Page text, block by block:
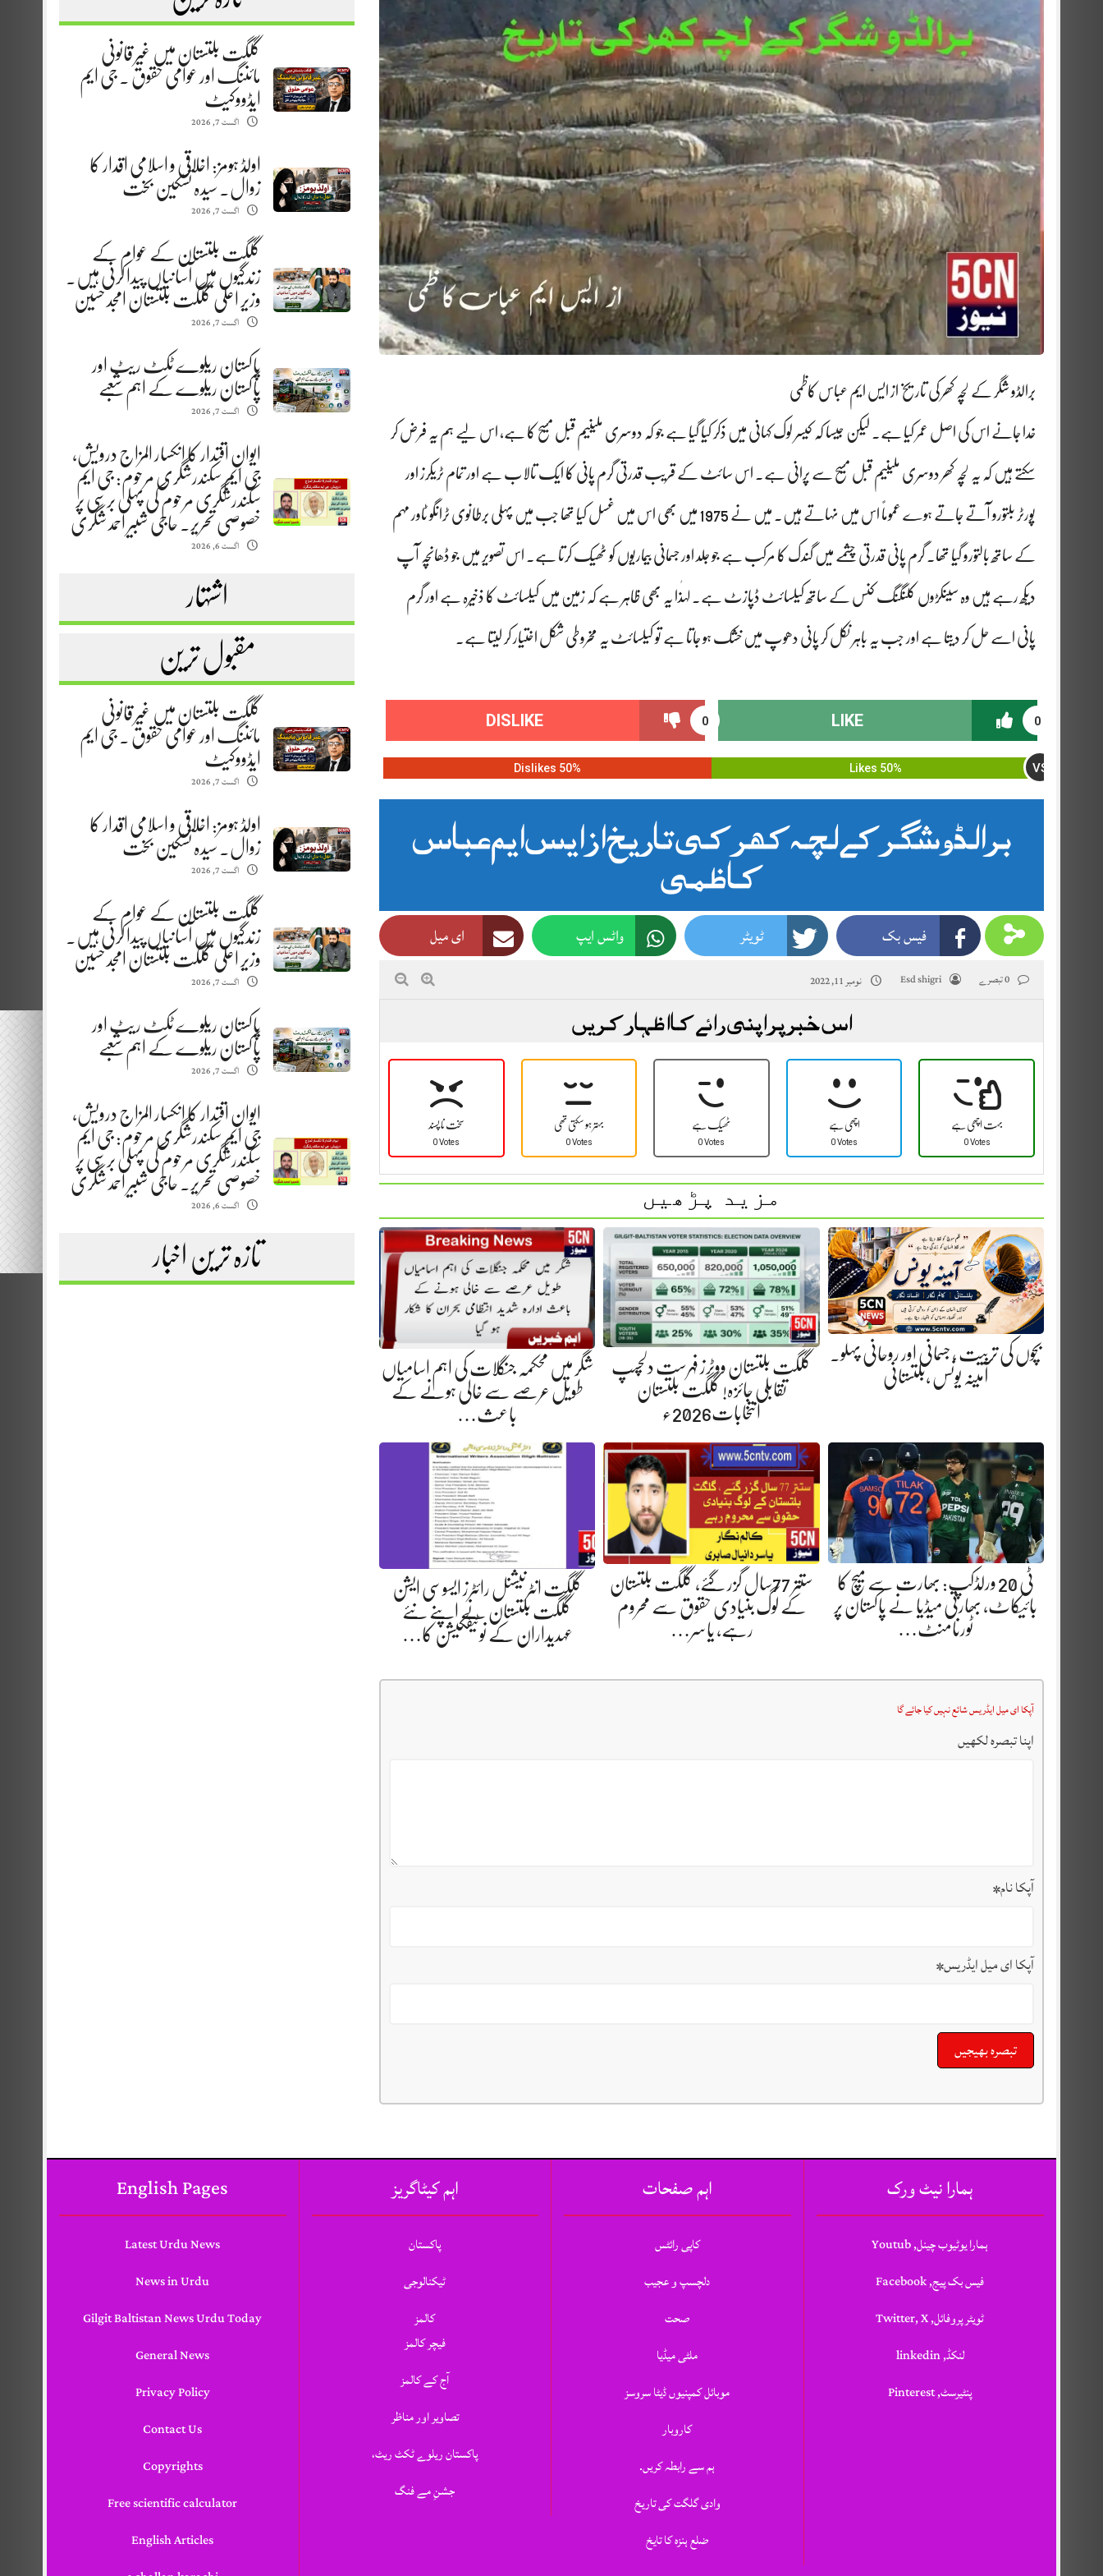
گلگت بلتستان میں غیر قانونی
مائننگ اور عوامی حقوق . جی ایم
ایڈووکیٹ
اگست 7, 2026
اولڈ ہومز: اخلاقی و اسلامی اقدار کا
زوال. سیدہ تسکین بخت
اگست 7, 2026
گلگت بلتستان کے عوام کے
زندگیوں میں آسانیاں پیدا کرنی ہیں.
وزیر اعلیٰ گلگت بلتستان امجد حسین
اگست 7, 2026
پاکستان ریلوے ٹکٹ ریٹ اور
پاکستان ریلوے کے اہم شعبے
اگست 7, 2026
ایوانِ اقتدار کا انکسار المزاج درویش،
جی ایم سکندرشگری مرحوم: جی ایم
سکندرشگری مرحوم کی پہلی برسی پر
خصوصی تحریر. حاجی شبیر احمد شگری
اگست 6, 2026
اشتہار
مقبول ترین
گلگت بلتستان میں غیر قانونی
مائننگ اور عوامی حقوق . جی ایم
ایڈووکیٹ
اگست 7, 2026
اولڈ ہومز: اخلاقی و اسلامی اقدار کا
زوال. سیدہ تسکین بخت
اگست 7, 2026
گلگت بلتستان کے عوام کے
زندگیوں میں آسانیاں پیدا کرنی ہیں.
وزیر اعلیٰ گلگت بلتستان امجد حسین
اگست 7, 2026
پاکستان ریلوے ٹکٹ ریٹ اور
پاکستان ریلوے کے اہم شعبے
اگست 7, 2026
ایوانِ اقتدار کا انکسار المزاج درویش،
جی ایم سکندرشگری مرحوم: جی ایم
سکندرشگری مرحوم کی پہلی برسی پر
خصوصی تحریر. حاجی شبیر احمد شگری
اگست 6, 2026
تازہ ترین اخبار
برالڈو شگر کے لچہ کھر کی تاریخ از ایس ایم عباس کاظمی
خدا جانے اس کی اصل عمر کیا ہے۔ لیکن جیسا کہ کیسر لوک کہانی میں ذکر کیا گیا ہے جو کہ دوسری ملینیم قبل مسیح کا ہے، اس لیے ہم یہ فرض کر
سکتے ہیں کہ یہ لچہ کھر دوسری ملینیم قبل مسیح سے پرانی ہے۔ اس سائٹ کے قریب قدرتی گرم پانی کا ایک تالاب ہے اور تمام ٹریکرز اور
پورٹر بلتورو آتے جاتے ہوے عموماً اس میں نہاتے ہیں۔ میں نے 1975 میں بھی اس میں غسل کیا تھا جب میں پہلی برطانوی ٹرانگو ٹاور مہم
کے ساتھ بالتورو گیا تھا۔ گرم پانی قدرتی چشمے میں گندک کا مرکب ہے جو جلد اور جسمانی بیماریوں کو ٹھیک کرتا ہے۔ اس تصویر میں جو ڈھانچہ آپ
دیکھ رہے ہیں وہ سینکڑوں کلنگنگ کنس کے ساتھ کیلسائٹ ڈپازٹ ہے۔ لہٰذا یہ بھی ظاہر ہے کہ زمین میں کیلسائٹ کا ذخیرہ ہے اور گرم
پانی اسے حل کر دیتا ہے اور جب یہ باہر نکل کر پانی دھوپ میں خشک ہو جاتا ہے تو کیلسائٹ یہ مخروطی شکل اختیار کر لیتا ہے۔
0
LIKE
0
DISLIKE
50% Likes VS
50% Dislikes
برالڈو شگر کے لچہ کھر کی تاریخ از ایس ایم عباس
کاظمی
فیس بک ٹویٹر واٹس ایپ ای میل
Esd shigri نومبر 11, 2022
اس خبر پر اپنی رائے کا اظہار کریں
سخت نا پسند
0 Votes
بہتر ہو سکتی تھی
0 Votes
ٹھیک ہے
0 Votes
اچھی ہے
0 Votes
بہت اچھی ہے
0 Votes
مزید پڑھیں
بچوں کی تربیت ، جسمانی اور روحانی پہلو.
آمینہ یونس ،بلتستانی
گلگت بلتستان ووٹرز فہرست دلچسپ
تقابلی جائزہ! گلگت بلتستان
انتخابات2026ء
شگر میں محکمہ جنگلات کی اہم اسامیاں
طویل عرصے سے خالی ہونے کے
باعث…
ٹی 20 ورلڈکپ: بھارت سے میچ کا
بائیکاٹ، بھارتی میڈیا نے پاکستان پر
ٹورنامنٹ…
ستتر 77سال گزر گئے، گلگت بلتستان
کے لوگ بنیادی حقوق سے محروم
رہے، یاسر…
گلگت انٹرنیشنل رائٹرز ایسوسی ایشن
گلگت بلتستان نے اپنے نئے
عہدیداران کے نوٹیفکیشن کا…
آپکا ای میل ایڈریس شائع نہیں کیا جائے گا
اپنا تبصرہ لکھیں
آپکا نام*
آپکا ای میل ایڈریس*
English Pages
Latest Urdu News
News in Urdu
Gilgit Baltistan News Urdu Today
General News
Privacy Policy
Contact Us
Copyrights
Free scientific calculator
English Articles
اہم کیٹاگریز
پاکستان
ٹیکنالوجی
کالمز
فیچر کالمز
آج کے کالمز
تصاویر اور مناظر
پاکستان ریلوے ٹکٹ ریٹ،
جشنِ مے فنگ
اہم صفحات
کاپی رائٹس
دلچسپ و عجیب
صحت
ملٹی میڈیا
موبائل کمپنیوں ڈیٹا سروسز
کاروبار
ہم سے رابطہ کریں.
وادی گلگت کی تاریخ
ضلع ہنزہ کا تایخ
ہمارا نیٹ ورک
ہمارا یوٹیوب چینل, Youtub
فیس بک پیج, Facebook
ٹویٹر پروفائل, Twitter, X
لنکڈ, linkedin
پنٹیرسٹ, Pinterest